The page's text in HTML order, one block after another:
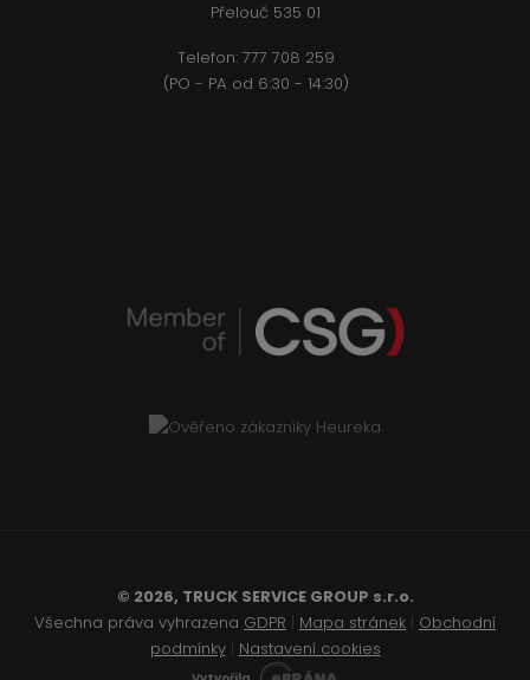
Přelouč 535 01
Telefon: 777 708 259
(PO - PA od 6:30 - 14:30)
© 2026, TRUCK SERVICE GROUP s.r.o.
Všechna práva vyhrazena GDPR Mapa stránek
Obchodní
podmínky
Nastavení cookies